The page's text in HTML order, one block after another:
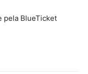
pela BlueTicket